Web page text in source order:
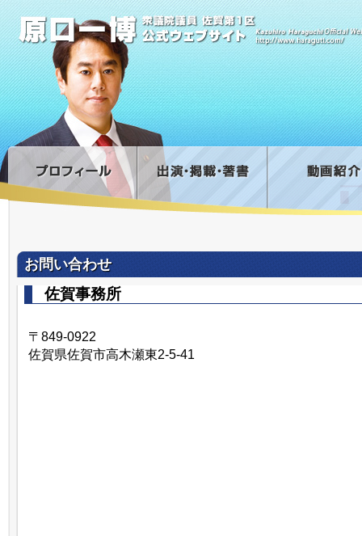
お問い合わせ
佐賀事務所
〒849-0922
佐賀県佐賀市高木瀬東2-5-41